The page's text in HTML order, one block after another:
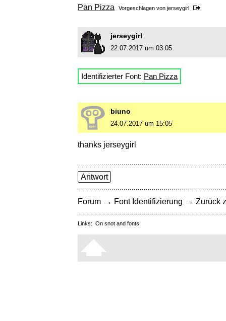
Pan Pizza Vorgeschlagen von jerseygirl
jerseygirl
22.07.2017 um 03:05
Identifizierter Font: Pan Pizza
biuno
24.07.2017 um 15:05
thanks jerseygirl
Antwort
Forum → Font Identifizierung → Zurück
Links: On snot and fonts